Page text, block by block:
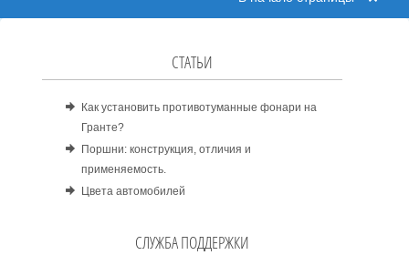
СТАТЬИ
Как установить противотуманные фонари на
Гранте?
Поршни: конструкция, отличия и
применяемость.
Цвета автомобилей
СЛУЖБА ПОДДЕРЖКИ